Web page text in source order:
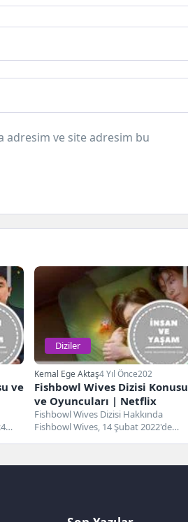
adresim ve site adresim bu
ve
Diziler
Kemal Ege Aktaş4 Yıl Önce202
Fishbowl Wives Dizisi Konusu
ve Oyuncuları | Netflix
Fishbowl Wives Dizisi Hakkında
Fishbowl Wives, 14 Şubat 2022'de